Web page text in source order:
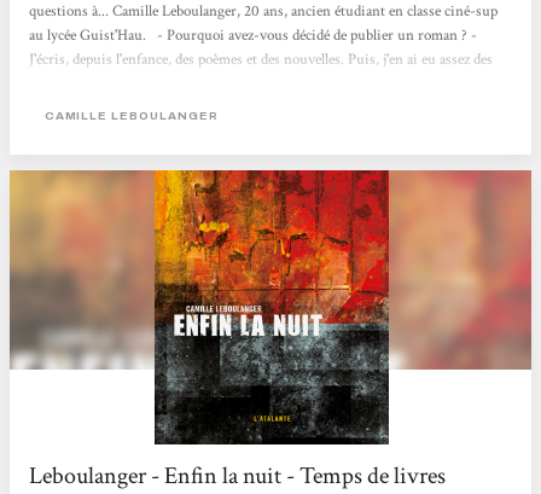
questions à... Camille Leboulanger, 20 ans, ancien étudiant en classe ciné-sup
au lycée Guist'Hau. - Pourquoi avez-vous décidé de publier un roman ? -
J'écris, depuis l'enfance, des poèmes et des nouvelles. Puis, j'en ai eu assez des
que j'ai terminé l'été dernier. C'était un peu...
CAMILLE LEBOULANGER
Leboulanger - Enfin la nuit - Temps de livres